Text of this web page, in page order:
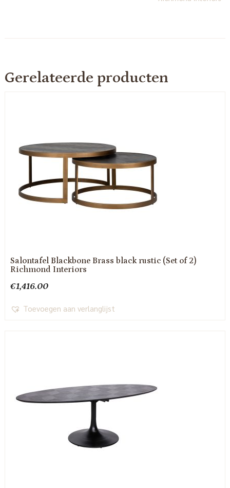
Gerelateerde producten
Salontafel Blackbone Brass black rustic (Set of 2)
Richmond Interiors
€1,416.00
Toevoegen aan verlanglijst